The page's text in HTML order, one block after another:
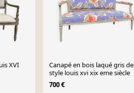
XVI
Canapé en bois laqué gris de
style louis xvi xix eme siècle
700 €